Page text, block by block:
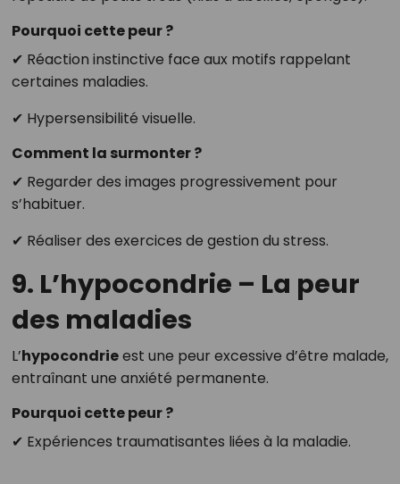
Pourquoi cette peur ?
✔ Réaction instinctive face aux motifs rappelant
certaines maladies.
✔ Hypersensibilité visuelle.
Comment la surmonter ?
✔ Regarder des images progressivement pour
s’habituer.
✔ Réaliser des exercices de gestion du stress.
9. L’hypocondrie – La peur
des maladies
L’hypocondrieest une peur excessive d’être malade,
entraînant une anxiété permanente.
Pourquoi cette peur ?
✔ Expériences traumatisantes liées à la maladie.